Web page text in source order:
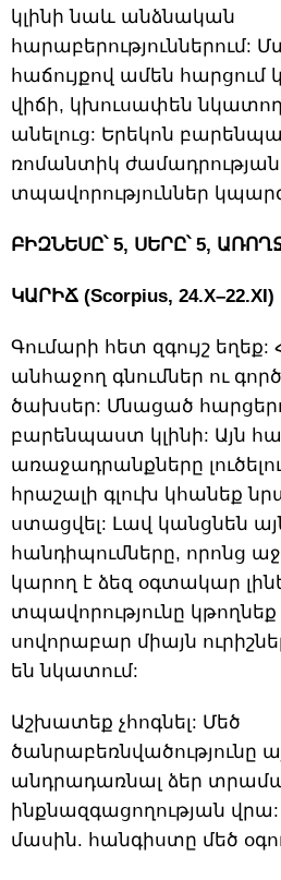
կլինի նաև անձնական
հարաբերություններում:
հաճույքով ամեն հարցում
վիճի, կխուսափեն
անելուց: Երեկոն
ռոմանտիկ
տպավորություններ
ԲԻԶՆԵՍԸ՝ 5, ՍԵՐԸ՝ 5,
ԿԱՐԻՃ (Scorpius, 24.X–22.XI)
Գումարի հետ զգույշ
անհաջող գնումներ ու
ծախսեր: Մնացած
բարենպաստ կլինի: Այն
առաջադրանքները
հրաշալի գլուխ կհանեք
ստացվել: Լավ կանցնեն
հանդիպումները, որոնց
կարող է ձեզ օգտակար
տպավորությունը
սովորաբար միայն
են նկատում:
Աշխատեք չհոգնել: Մեծ
ծանրաբեռնվածությունը
անդրադառնալ ձեր
ինքնազգացողության
մասին. հանգիստը մեծ